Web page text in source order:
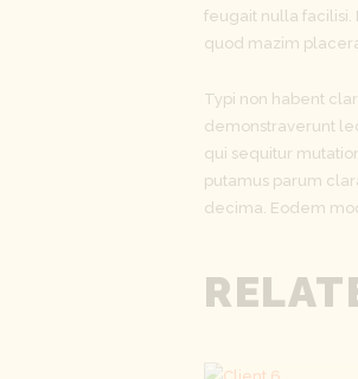
feugait nulla
quod mazim
Typi non habent
demonstraverunt
qui sequitur
putamus parum
decima. Eodem